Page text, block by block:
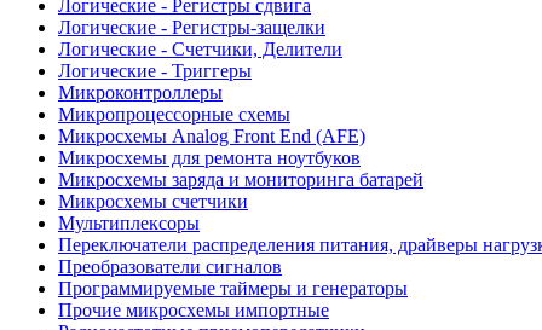
Логические - Регистры сдвига
Логические - Регистры-защелки
Логические - Счетчики, Делители
Логические - Триггеры
Микроконтроллеры
Микропроцессорные схемы
Микросхемы Analog Front End (AFE)
Микросхемы для ремонта ноутбуков
Микросхемы заряда и мониторинга батарей
Микросхемы счетчики
Мультиплексоры
Переключатели распределения питания, драйверы
Преобразователи сигналов
Программируемые таймеры и генераторы
Прочие микросхемы импортные